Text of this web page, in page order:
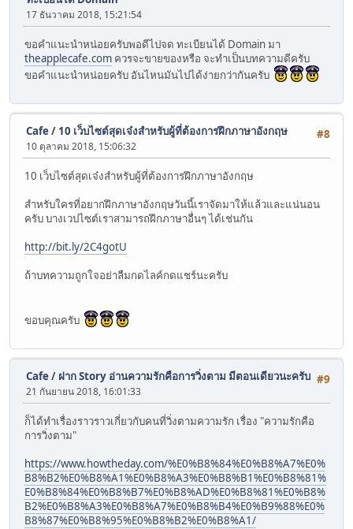
17 ธันวาคม 2018, 15:21:54
ขอคำแนะนำหน่อยครับพอดีไปจด ทะเบียนได้ Domain มา
theapplecafe.com ควรจะขายของหรือ จะทำเป็นบทความดีครับ
ขอคำแนะนำหน่อยครับ อันไหนมันไปได้ง่ายกว่ากันครับ
#8
Cafe/ 10 เว็บไซต์สุดเจ๋งสำหรับผู้ที่ต้องการฝึกภาษาอังกฤษ
10 ตุลาคม 2018, 15:06:32
10 เว็บไซต์สุดเจ๋งสำหรับผู้ที่ต้องการฝึกภาษาอังกฤษ
สำหรับใครที่อยากฝึกภาษาอังกฤษวันนี้เราจัดมาให้แล้วและแน่นอน
ครับ บางเวปไซต์เราสามารถฝึกภาษาอื่นๆ ได้เช่นกัน
http://bit.ly/2C4gotU
ถ้าบทความถูกใจอย่าลืมกดไลค์กดแชร์นะครับ
ขอบคุณครับ
#9
Cafe/ ฝาก Story อ่านความรักคือการวิ่งตาม มีตอนเดียวนะครับ
21 กันยายน 2018, 16:01:33
ก็ได้ทำเรื่องราวราวเกี่ยวกับคนที่วิ่งตามความรัก เรื่อง "ความรักคือ
การวิ่งตาม"
https://www.howtheday.com/%E0%B8%84%E0%B8%A7%E0%
B8%B2%E0%B8%A1%E0%B8%A3%E0%B8%B1%E0%B8%81%
E0%B8%84%E0%B8%B7%E0%B8%AD%E0%B8%81%E0%B8%
B2%E0%B8%A3%E0%B8%A7%E0%B8%B4%E0%B9%88%E0%
B8%87%E0%B8%95%E0%B8%B2%E0%B8%A1/